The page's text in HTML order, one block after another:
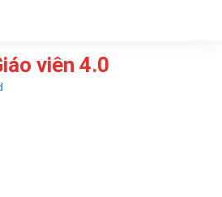
viên 4.0